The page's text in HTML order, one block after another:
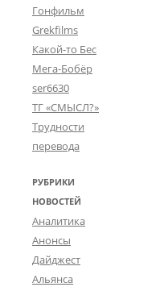
Гонфильм
Grekfilms
Какой-то Бес
Мега-Бобёр
ser6630
ТГ «СМЫСЛ?»
Трудности
перевода
РУБРИКИ
НОВОСТЕЙ
Аналитика
Анонсы
Дайджест
Альянса